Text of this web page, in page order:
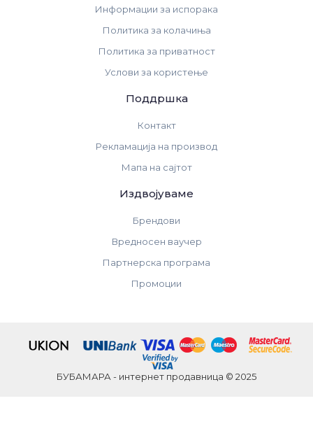
Информации за испорака
Политика за колачиња
Политика за приватност
Услови за користење
Поддршка
Контакт
Рекламација на производ
Мапа на сајтот
Издвојуваме
Брендови
Вредносен ваучер
Партнерска програма
Промоции
БУБАМАРА - интернет продавница © 2025